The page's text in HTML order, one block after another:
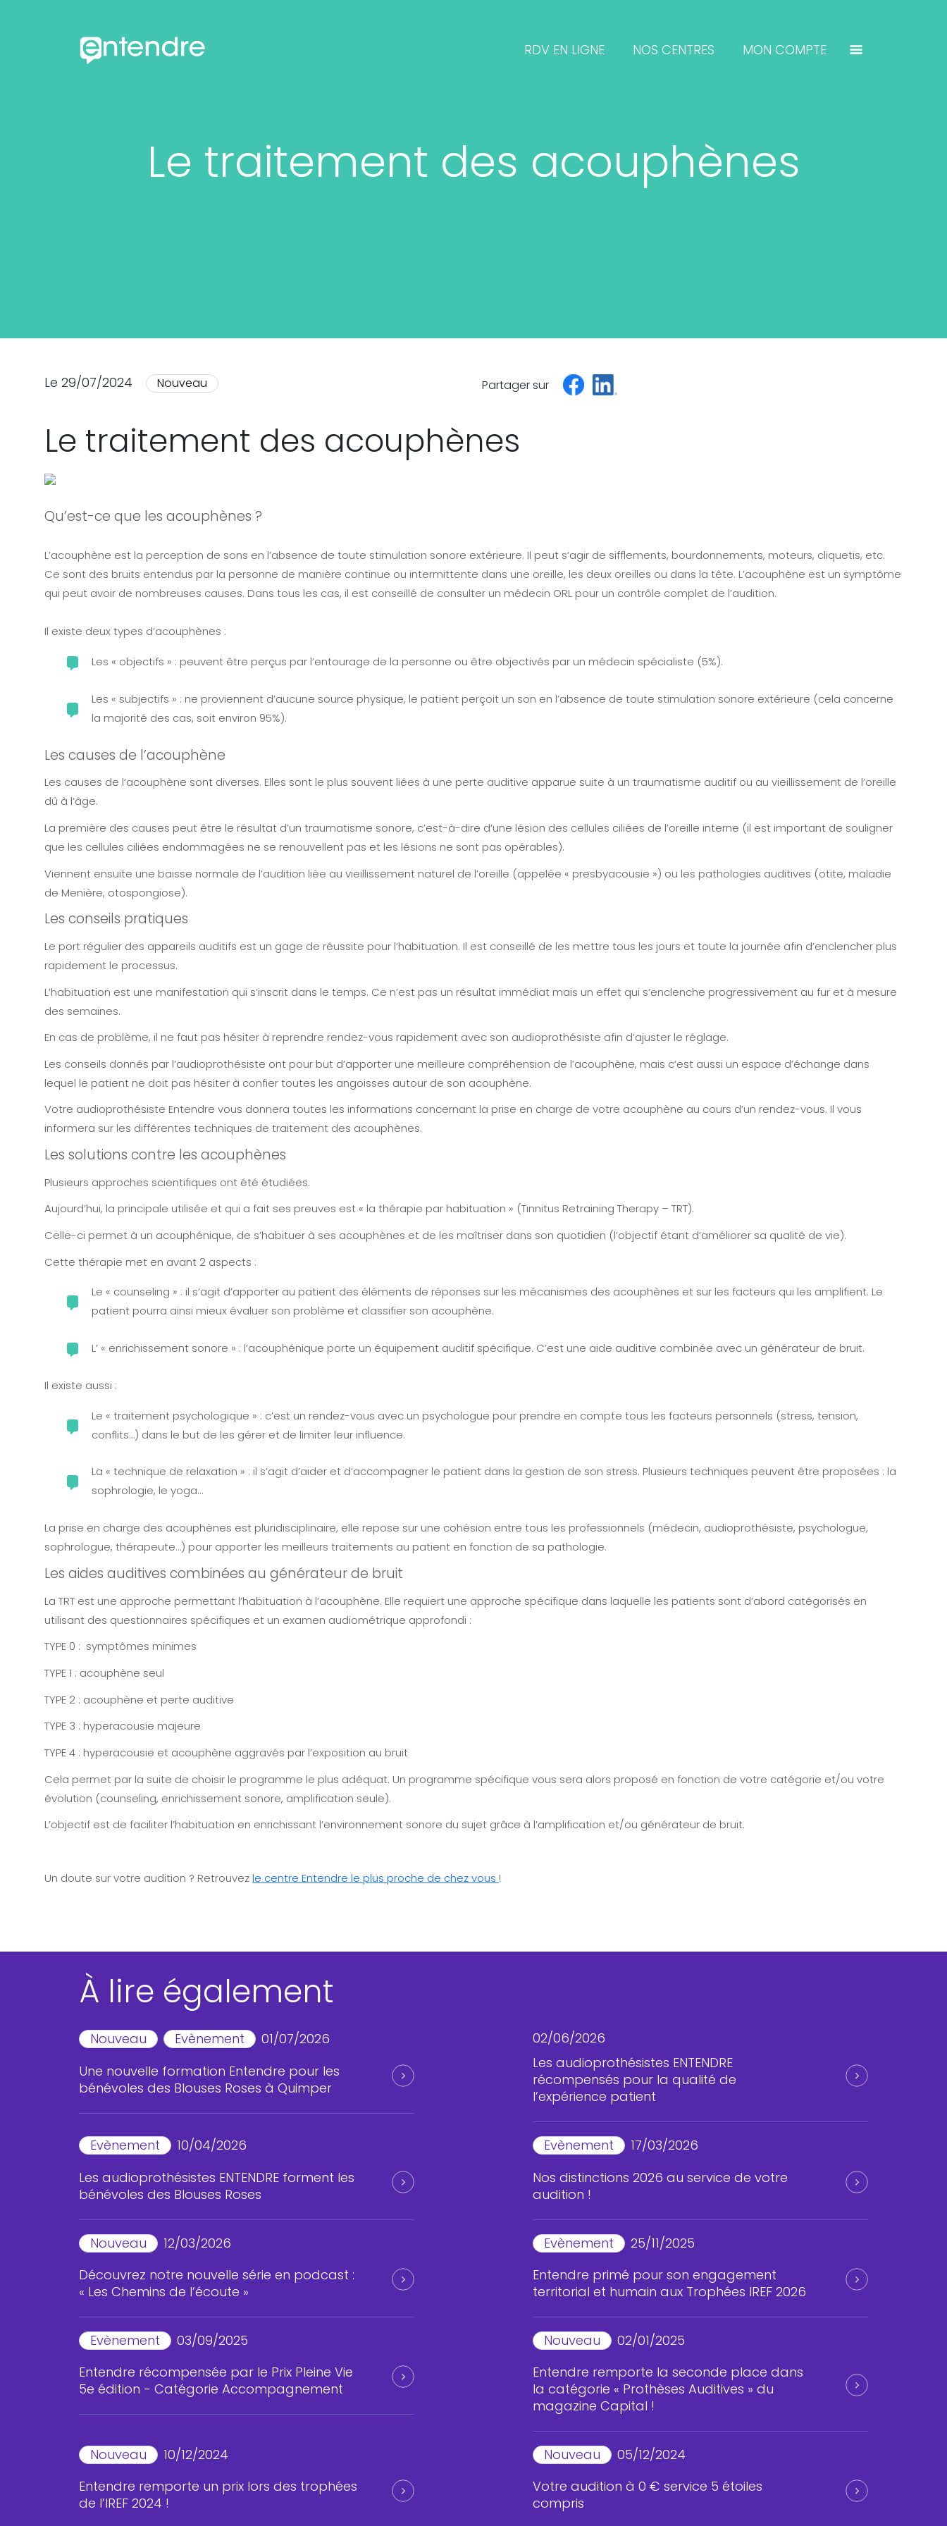
RDV EN LIGNE NOS CENTRES MON COMPTE
Le traitement des acouphènes
Le 29/07/2024 Nouveau Partager sur
Le traitement des acouphènes
Qu’est-ce que les acouphènes ?
L’acouphène est la perception de sons en l’absence de toute stimulation sonore extérieure. Il peut s’agir de sifflements, bourdonnements, moteurs, cliquetis, etc.
Ce sont des bruits entendus par la personne de manière continue ou intermittente dans une oreille, les deux oreilles ou dans la tête. L’acouphène est un symptôme
qui peut avoir de nombreuses causes. Dans tous les cas, il est conseillé de consulter un médecin ORL pour un contrôle complet de l’audition.
Il existe deux types d’acouphènes :
Les « objectifs » : peuvent être perçus par l’entourage de la personne ou être objectivés par un médecin spécialiste (5%).
Les « subjectifs » : ne proviennent d’aucune source physique, le patient perçoit un son en l’absence de toute stimulation sonore extérieure (cela concerne
la majorité des cas, soit environ 95%).
Les causes de l’acouphène
Les causes de l’acouphène sont diverses. Elles sont le plus souvent liées à une perte auditive apparue suite à un traumatisme auditif ou au vieillissement de l’oreille
dû à l’âge.
La première des causes peut être le résultat d’un traumatisme sonore, c’est-à-dire d’une lésion des cellules ciliées de l’oreille interne (il est important de souligner
que les cellules ciliées endommagées ne se renouvellent pas et les lésions ne sont pas opérables).
Viennent ensuite une baisse normale de l’audition liée au vieillissement naturel de l’oreille (appelée « presbyacousie ») ou les pathologies auditives (otite, maladie
de Menière, otospongiose).
Les conseils pratiques
Le port régulier des appareils auditifs est un gage de réussite pour l’habituation. Il est conseillé de les mettre tous les jours et toute la journée afin d’enclencher plus
rapidement le processus.
L’habituation est une manifestation qui s’inscrit dans le temps. Ce n’est pas un résultat immédiat mais un effet qui s’enclenche progressivement au fur et à mesure
des semaines.
En cas de problème, il ne faut pas hésiter à reprendre rendez-vous rapidement avec son audioprothésiste afin d’ajuster le réglage.
Les conseils donnés par l’audioprothésiste ont pour but d’apporter une meilleure compréhension de l’acouphène, mais c’est aussi un espace d’échange dans
lequel le patient ne doit pas hésiter à confier toutes les angoisses autour de son acouphène.
Votre audioprothésiste Entendre vous donnera toutes les informations concernant la prise en charge de votre acouphène au cours d’un rendez-vous. Il vous
informera sur les différentes techniques de traitement des acouphènes.
Les solutions contre les acouphènes
Plusieurs approches scientifiques ont été étudiées.
Aujourd’hui, la principale utilisée et qui a fait ses preuves est « la thérapie par habituation » (Tinnitus Retraining Therapy – TRT).
Celle-ci permet à un acouphénique, de s’habituer à ses acouphènes et de les maîtriser dans son quotidien (l’objectif étant d’améliorer sa qualité de vie).
Cette thérapie met en avant 2 aspects :
Le « counseling » : il s’agit d’apporter au patient des éléments de réponses sur les mécanismes des acouphènes et sur les facteurs qui les amplifient. Le
patient pourra ainsi mieux évaluer son problème et classifier son acouphène.
L’ « enrichissement sonore » : l’acouphénique porte un équipement auditif spécifique. C’est une aide auditive combinée avec un générateur de bruit.
Il existe aussi :
Le « traitement psychologique » : c’est un rendez-vous avec un psychologue pour prendre en compte tous les facteurs personnels (stress, tension,
conflits…) dans le but de les gérer et de limiter leur influence.
La « technique de relaxation » : il s’agit d’aider et d’accompagner le patient dans la gestion de son stress. Plusieurs techniques peuvent être proposées : la
sophrologie, le yoga...
La prise en charge des acouphènes est pluridisciplinaire, elle repose sur une cohésion entre tous les professionnels (médecin, audioprothésiste, psychologue,
sophrologue, thérapeute…) pour apporter les meilleurs traitements au patient en fonction de sa pathologie.
Les aides auditives combinées au générateur de bruit
La TRT est une approche permettant l’habituation à l’acouphène. Elle requiert une approche spécifique dans laquelle les patients sont d’abord catégorisés en
utilisant des questionnaires spécifiques et un examen audiométrique approfondi :
TYPE 0 : symptômes minimes
TYPE 1 : acouphène seul
TYPE 2 : acouphène et perte auditive
TYPE 3 : hyperacousie majeure
TYPE 4 : hyperacousie et acouphène aggravés par l’exposition au bruit
Cela permet par la suite de choisir le programme le plus adéquat. Un programme spécifique vous sera alors proposé en fonction de votre catégorie et/ou votre
évolution (counseling, enrichissement sonore, amplification seule).
L’objectif est de faciliter l’habituation en enrichissant l’environnement sonore du sujet grâce à l’amplification et/ou générateur de bruit.
Un doute sur votre audition ? Retrouvezle centre Entendre le plus proche de chez vous !
À lire également
Nouveau Evènement
01/07/2026
Une nouvelle formation Entendre pour les
bénévoles des Blouses Roses à Quimper
02/06/2026
Les audioprothésistes ENTENDRE
récompensés pour la qualité de
l’expérience patient
Evènement
10/04/2026
Les audioprothésistes ENTENDRE forment les
bénévoles des Blouses Roses
Evènement
17/03/2026
Nos distinctions 2026 au service de votre
audition !
Nouveau
12/03/2026
Découvrez notre nouvelle série en podcast :
« Les Chemins de l’écoute »
Evènement
25/11/2025
Entendre primé pour son engagement
territorial et humain aux Trophées IREF 2026
Evènement
03/09/2025
Entendre récompensée par le Prix Pleine Vie
5e édition - Catégorie Accompagnement
Nouveau
02/01/2025
Entendre remporte la seconde place dans
la catégorie « Prothèses Auditives » du
magazine Capital !
Nouveau
10/12/2024
Entendre remporte un prix lors des trophées
de l’IREF 2024 !
Nouveau
05/12/2024
Votre audition à 0 € service 5 étoiles
compris